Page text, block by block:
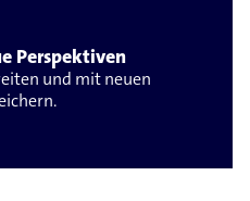
Perspektiven
und mit neuen